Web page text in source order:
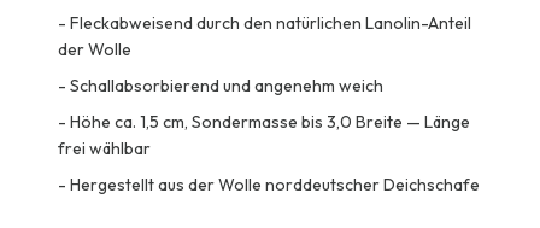
- Fleckabweisend durch den natürlichen Lanolin-Anteil
der Wolle
- Schallabsorbierend und angenehm weich
- Höhe ca. 1,5 cm, Sondermasse bis 3,0 Breite — Länge
frei wählbar
- Hergestellt aus der Wolle norddeutscher Deichschafe